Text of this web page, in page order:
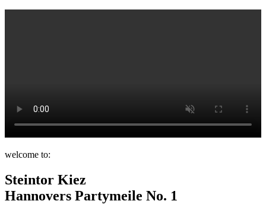
welcome to:
Steintor Kiez
Hannovers Partymeile No. 1